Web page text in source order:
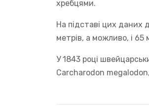
хребцями.
На підставі цих
метрів, а можливо, і 65
У 1843 році
Carcharodon